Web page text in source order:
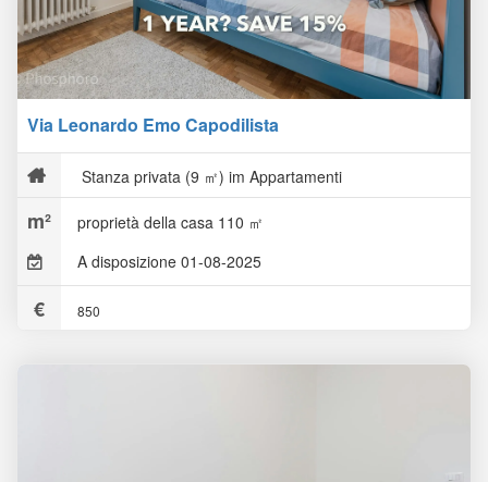
Via Leonardo Emo Capodilista
Stanza privata (9 ㎡) im Appartamenti
proprietà della casa 110 ㎡
A disposizione 01-08-2025
850